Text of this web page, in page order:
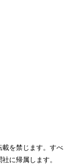
を禁じます。すべ
に帰属します。